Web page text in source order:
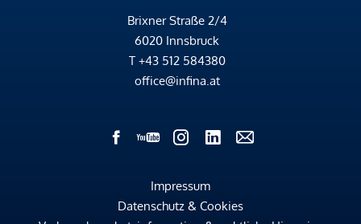
Brixner Straße 2/4
6020 Innsbruck
T +43 512 584380
office@infina.at
Impressum
Datenschutz & Cookies